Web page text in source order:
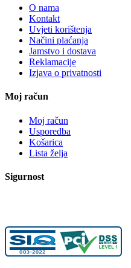
O nama
Kontakt
Uvjeti korištenja
Načini plaćanja
Jamstvo i dostava
Reklamacije
Izjava o privatnosti
Moj račun
Moj račun
Usporedba
Košarica
Lista želja
Sigurnost